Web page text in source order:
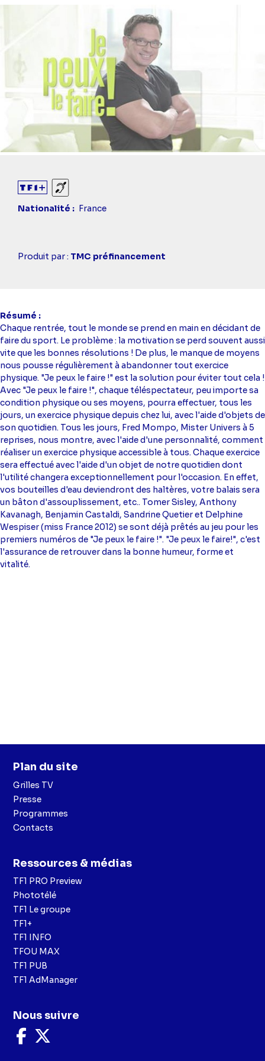
Sourds et malentendants
Nationalité
France
Casting
Produit par : TMC préfinancement
Résumé
Chaque rentrée, tout le monde se prend en main en décidant de
faire du sport. Le problème : la motivation se perd souvent aussi
vite que les bonnes résolutions ! De plus, le manque de moyens
nous pousse régulièrement à abandonner tout exercice
physique. "Je peux le faire !" est la solution pour éviter tout cela !
Avec "Je peux le faire !", chaque téléspectateur, peu importe sa
condition physique ou ses moyens, pourra effectuer, tous les
jours, un exercice physique depuis chez lui, avec l'aide d'objets de
son quotidien. Tous les jours, Fred Mompo, Mister Univers à 5
reprises, nous montre, avec l'aide d'une personnalité, comment
réaliser un exercice physique accessible à tous. Chaque exercice
sera effectué avec l'aide d'un objet de notre quotidien dont
l'utilité changera exceptionnellement pour l'occasion. En effet,
vos bouteilles d'eau deviendront des haltères, votre balais sera
un bâton d'assouplissement, etc.. Tomer Sisley, Anthony
Kavanagh, Benjamin Castaldi, Sandrine Quetier et Delphine
Wespiser (miss France 2012) se sont déjà prêtés au jeu pour les
premiers numéros de "Je peux le faire !". "Je peux le faire!", c'est
l'assurance de retrouver dans la bonne humeur, forme et
vitalité.
Plan du site
Grilles TV
Presse
Programmes
Contacts
Ressources & médias
TF1 PRO Preview
Phototélé
TF1 Le groupe
TF1+
TF1 INFO
TFOU MAX
TF1 PUB
TF1 AdManager
Nous suivre
Nous
suivre